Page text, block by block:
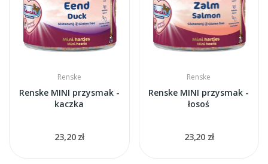
Renske
Renske MINI przysmak -
kaczka
23,20 zł
Renske
Renske MINI przysmak -
łosoś
23,20 zł